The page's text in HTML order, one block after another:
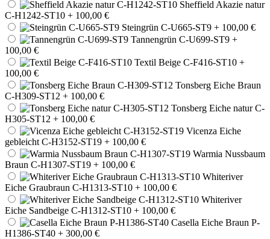
Sheffield Akazie natur
C-H1242-ST10 + 100,00 €
Steingrün C-U665-ST9 + 100,00 €
Tannengrün C-U699-ST9 +
100,00 €
Textil Beige C-F416-ST10 +
100,00 €
Tonsberg Eiche Braun
C-H309-ST12 + 100,00 €
Tonsberg Eiche natur C-
H305-ST12 + 100,00 €
Vicenza Eiche
gebleicht C-H3152-ST19 + 100,00 €
Warmia Nussbaum
Braun C-H1307-ST19 + 100,00 €
Whiteriver
Eiche Graubraun C-H1313-ST10 + 100,00 €
Whiteriver
Eiche Sandbeige C-H1312-ST10 + 100,00 €
Casella Eiche Braun P-
H1386-ST40 + 300,00 €